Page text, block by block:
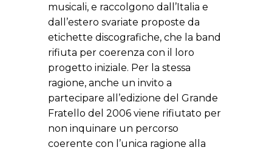
musicali, e raccolgono dall’Italia e
dall’estero svariate proposte da
etichette discografiche, che la band
rifiuta per coerenza con il loro
progetto iniziale. Per la stessa
ragione, anche un invito a
partecipare all’edizione del Grande
Fratello del 2006 viene rifiutato per
non inquinare un percorso
coerente con l’unica ragione alla